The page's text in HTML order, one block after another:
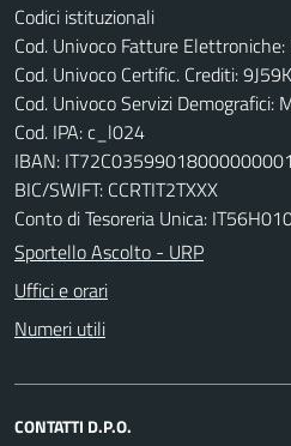
Codici istituzionali
Cod. Univoco Fatture Elettroniche:
Cod. Univoco Certific. Crediti:
Cod. Univoco Servizi Demografici:
Cod. IPA: c_l024
IBAN:
BIC/SWIFT: CCRTIT2TXXX
Conto di Tesoreria Unica:
Sportello Ascolto - URP
Uffici e orari
Numeri utili
CONTATTI D.P.O.